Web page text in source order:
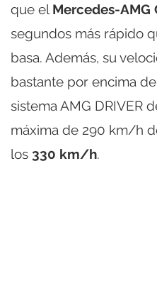
que el Mercedes-AMG
segundos más rápido
basa. Además, su
bastante por encima
sistema AMG DRIVER
máxima de 290 km/h
los 330 km/h.